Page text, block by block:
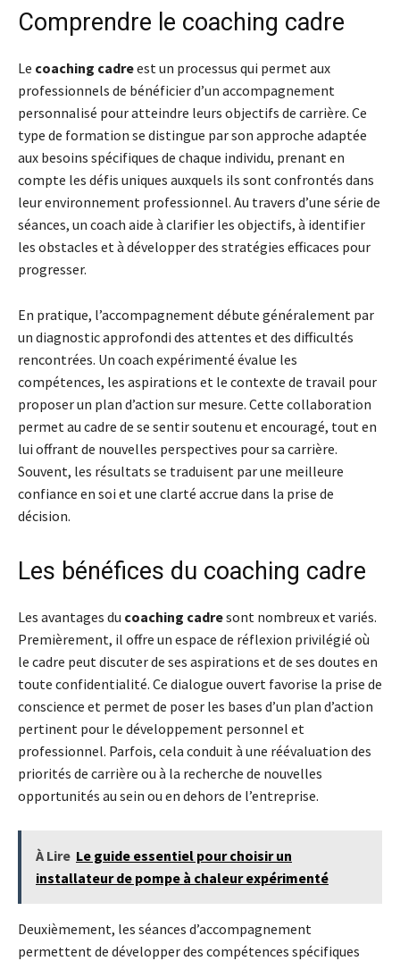
Comprendre le coaching cadre
Le coaching cadreest un processus qui permet aux
professionnels de bénéficier d’un accompagnement
personnalisé pour atteindre leurs objectifs de carrière. Ce
type de formation se distingue par son approche adaptée
aux besoins spécifiques de chaque individu, prenant en
compte les défis uniques auxquels ils sont confrontés dans
leur environnement professionnel. Au travers d’une série de
séances, un coach aide à clarifier les objectifs, à identifier
les obstacles et à développer des stratégies efficaces pour
progresser.
En pratique, l’accompagnement débute généralement par
un diagnostic approfondi des attentes et des difficultés
rencontrées. Un coach expérimenté évalue les
compétences, les aspirations et le contexte de travail pour
proposer un plan d’action sur mesure. Cette collaboration
permet au cadre de se sentir soutenu et encouragé, tout en
lui offrant de nouvelles perspectives pour sa carrière.
Souvent, les résultats se traduisent par une meilleure
confiance en soi et une clarté accrue dans la prise de
décision.
Les bénéfices du coaching cadre
Les avantages du coaching cadresont nombreux et variés.
Premièrement, il offre un espace de réflexion privilégié où
le cadre peut discuter de ses aspirations et de ses doutes en
toute confidentialité. Ce dialogue ouvert favorise la prise de
conscience et permet de poser les bases d’un plan d’action
pertinent pour le développement personnel et
professionnel. Parfois, cela conduit à une réévaluation des
priorités de carrière ou à la recherche de nouvelles
opportunités au sein ou en dehors de l’entreprise.
À Lire Le guide essentiel pour choisir un
installateur de pompe à chaleur expérimenté
Deuxièmement, les séances d’accompagnement
permettent de développer des compétences spécifiques